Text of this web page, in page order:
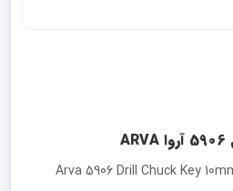
Arva 5906 Drill Chuck Key